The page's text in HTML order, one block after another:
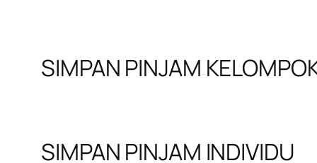
SIMPAN PINJAM
SIMPAN PINJAM INDIVIDU